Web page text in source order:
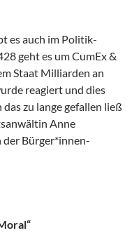
es auch im Politik-
geht es um CumEx &
Staat Milliarden an
reagiert und dies
zu lange gefallen ließ
Anne
Bürger*innen-